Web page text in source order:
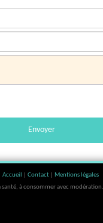
Envoyer
Accueil Contact
Mentions légales
santé, à consommer avec